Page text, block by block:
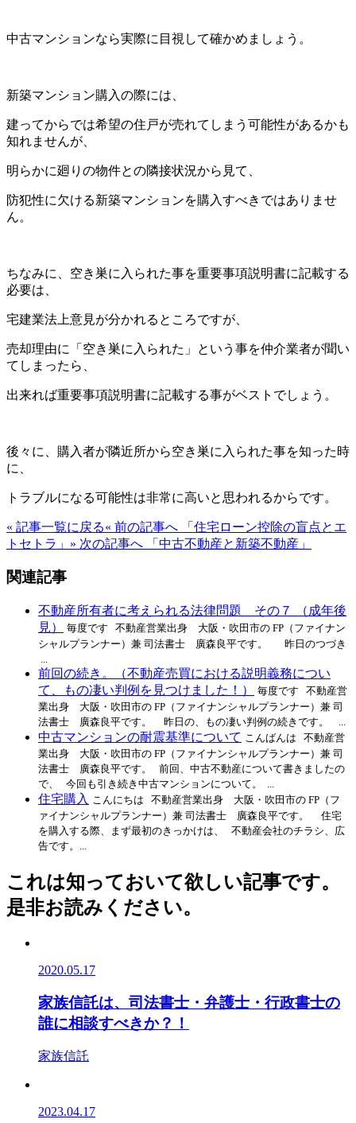
中古マンションなら実際に目視して確かめましょう。
新築マンション購入の際には、
建ってからでは希望の住戸が売れてしまう可能性があるかも
知れませんが、
明らかに廻りの物件との隣接状況から見て、
防犯性に欠ける新築マンションを購入すべきではありませ
ん。
ちなみに、空き巣に入られた事を重要事項説明書に記載する
必要は、
宅建業法上意見が分かれるところですが、
売却理由に「空き巣に入られた」という事を仲介業者が聞い
てしまったら、
出来れば重要事項説明書に記載する事がベストでしょう。
後々に、購入者が隣近所から空き巣に入られた事を知った時
に、
トラブルになる可能性は非常に高いと思われるからです。
« 記事一覧に戻る« 前の記事へ 「住宅ローン控除の盲点とエ
トセトラ」 » 次の記事へ 「中古不動産と新築不動産」
関連記事
不動産所有者に考えられる法律問題 その７ （成年後
見）
毎度です 不動産営業出身 大阪・吹田市の FP（ファイナン
シャルプランナー）兼 司法書士 廣森良平です。 昨日のつづき
...
前回の続き。（不動産売買における説明義務につい
て、もの凄い判例を見つけました！）
毎度です 不動産営
業出身 大阪・吹田市の FP（ファイナンシャルプランナー）兼 司
法書士 廣森良平です。 昨日の、もの凄い判例の続きです。 ...
中古マンションの耐震基準について こんばんは 不動産営
業出身 大阪・吹田市の FP（ファイナンシャルプランナー）兼 司
法書士 廣森良平です。 前回、中古不動産について書きましたの
で、 今回も引き続き中古マンションについて。 ...
住宅購入 こんにちは 不動産営業出身 大阪・吹田市の FP（フ
ァイナンシャルプランナー）兼 司法書士 廣森良平です。 住宅
を購入する際、まず最初のきっかけは、 不動産会社のチラシ、広
告です。...
これは知っておいて欲しい記事です。
是非お読みください。
2020.05.17
家族信託は、司法書士・弁護士・行政書士の
誰に相談すべきか？！
家族信託
2023.04.17